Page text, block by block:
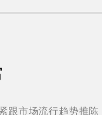
跟市场流行趋势推陈